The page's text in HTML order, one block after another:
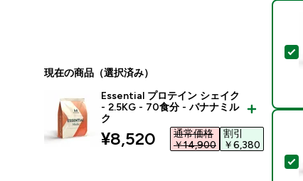
現在の商品（選択済み）
Essential プロテイン シェイク
- 2.5KG - 70食分 - バナナミル
ク
discounted price
¥8,520‎
通常価格
￥14,900‎
割引
￥6,380‎